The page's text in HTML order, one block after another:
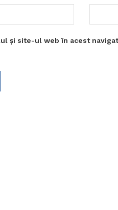
și site-ul web în acest